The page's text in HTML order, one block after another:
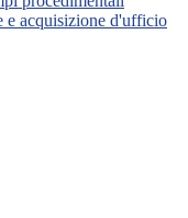
e acquisizione d'ufficio